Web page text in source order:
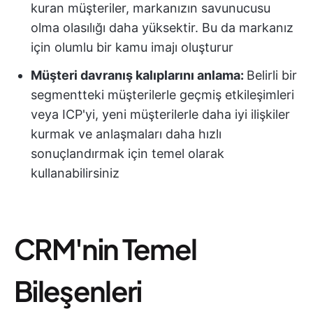
kuran müşteriler, markanızın savunucusu
olma olasılığı daha yüksektir. Bu da markanız
için olumlu bir kamu imajı oluşturur
Müşteri davranış kalıplarını anlama: Belirli bir
segmentteki müşterilerle geçmiş etkileşimleri
veya ICP'yi, yeni müşterilerle daha iyi ilişkiler
kurmak ve anlaşmaları daha hızlı
sonuçlandırmak için temel olarak
kullanabilirsiniz
CRM'nin Temel
Bileşenleri